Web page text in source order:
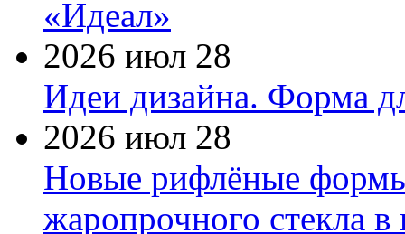
«Идеал»
2026 июл 28
Идеи дизайна. Форма
2026 июл 28
Новые рифлёные формы
жаропрочного стекла